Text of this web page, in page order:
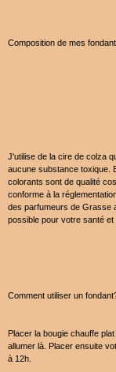
Composition de mes
J'utilise de la cire de colza
aucune substance toxique.
colorants sont de qualité
conforme à la
des parfumeurs de Grasse
possible pour votre santé
Comment utiliser un
Placer la bougie chauffe
allumer là. Placer ensuite
à 12h.